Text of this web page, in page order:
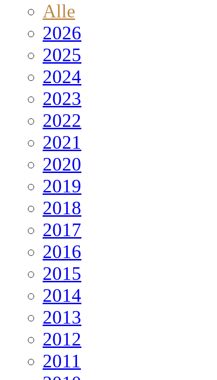
Alle
2026
2025
2024
2023
2022
2021
2020
2019
2018
2017
2016
2015
2014
2013
2012
2011